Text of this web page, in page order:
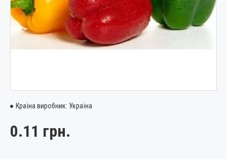
Країна виробник: Україна
0.11 грн.